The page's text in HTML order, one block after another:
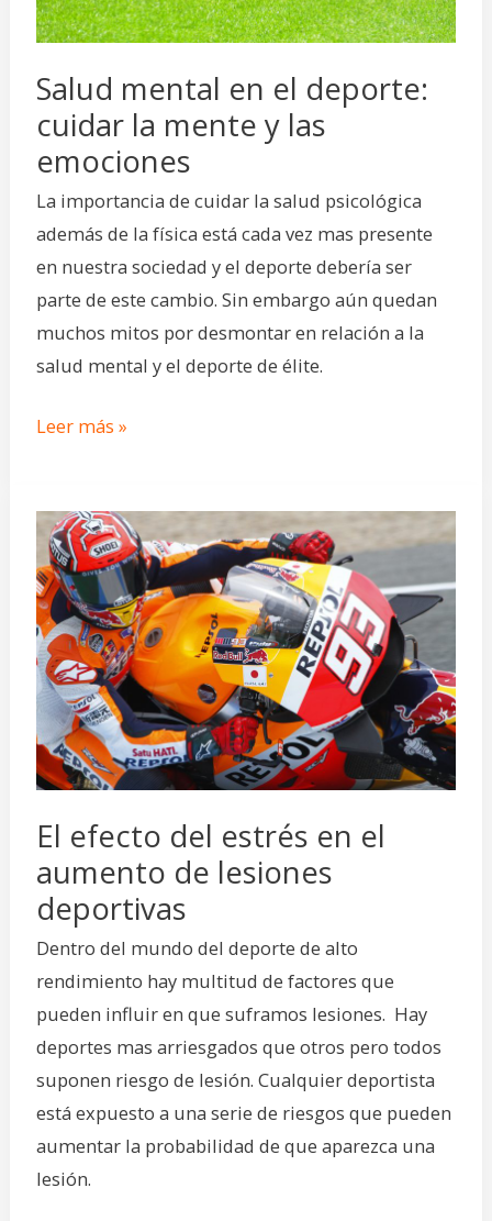
Salud mental en el deporte:
cuidar la mente y las
emociones
La importancia de cuidar la salud psicológica
además de la física está cada vez mas presente
en nuestra sociedad y el deporte debería ser
parte de este cambio. Sin embargo aún quedan
muchos mitos por desmontar en relación a la
salud mental y el deporte de élite.
mente
y
las
emociones
Leer más »
El efecto del estrés en el
aumento de lesiones
deportivas
Dentro del mundo del deporte de alto
rendimiento hay multitud de factores que
pueden influir en que suframos lesiones. Hay
deportes mas arriesgados que otros pero todos
suponen riesgo de lesión. Cualquier deportista
está expuesto a una serie de riesgos que pueden
aumentar la probabilidad de que aparezca una
lesión.
El
efecto
del
estrés
en
el
aumento
de
lesiones
deportivas